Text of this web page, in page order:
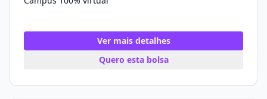
Ver mais detalhes
Quero esta bolsa